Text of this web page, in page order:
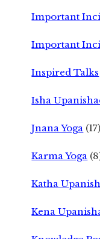
Important
Important
Inspired Talks
Isha
Jnana Yoga (17)
Karma Yoga
Katha
Kena